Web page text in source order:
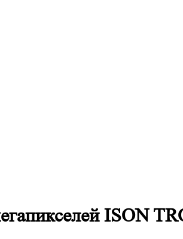
ISON